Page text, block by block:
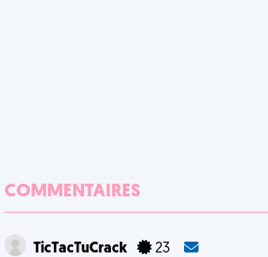
COMMENTAIRES
TicTacTuCrack 23